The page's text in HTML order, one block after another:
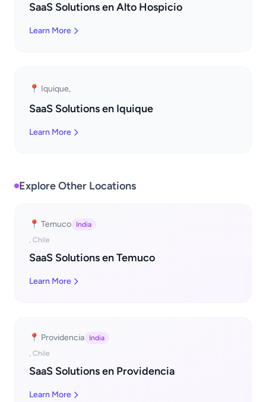
SaaS Solutions en Alto Hospicio
Learn More
📍 Iquique,
SaaS Solutions en Iquique
Learn More
Explore Other Locations
📍 Temuco
India
, Chile
SaaS Solutions en Temuco
Learn More
📍 Providencia
India
, Chile
SaaS Solutions en Providencia
Learn More